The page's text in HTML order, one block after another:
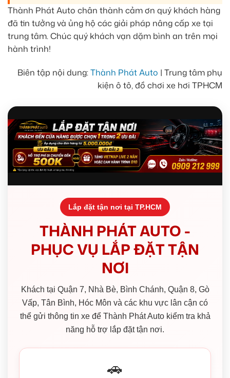
Thành Phát Auto chân thành cảm ơn quý khách hàng
đã tin tưởng và ủng hộ các giải pháp nâng cấp xe tại
trung tâm. Chúc quý khách vạn dặm bình an trên mọi
hành trình!
Biên tập nội dung:Thành Phát Auto | Trung tâm phụ
kiện ô tô, đồ chơi xe hơi TPHCM
Lắp đặt tận nơi tại TP.HCM
THÀNH PHÁT AUTO -
PHỤC VỤ LẮP ĐẶT TẬN
NƠI
Khách tại Quận 7, Nhà Bè, Bình Chánh, Quận 8, Gò
Vấp, Tân Bình, Hóc Môn và các khu vực lân cận có
thể gửi thông tin xe để Thành Phát Auto kiểm tra khả
năng hỗ trợ lắp đặt tận nơi.
🚗